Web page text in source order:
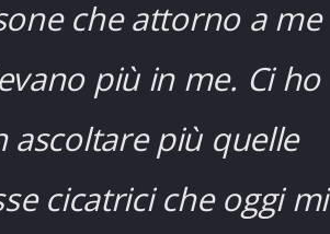
che attorno a me
più in me. Ci ho
più quelle
cicatrici che oggi mi